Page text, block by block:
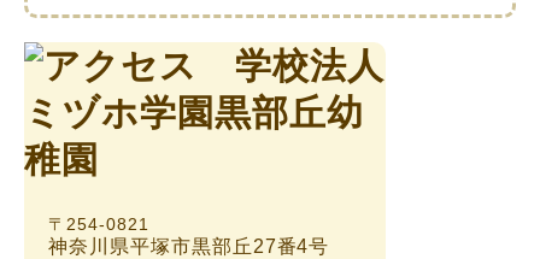
〒254-0821
神奈川県平塚市黒部丘27番4号